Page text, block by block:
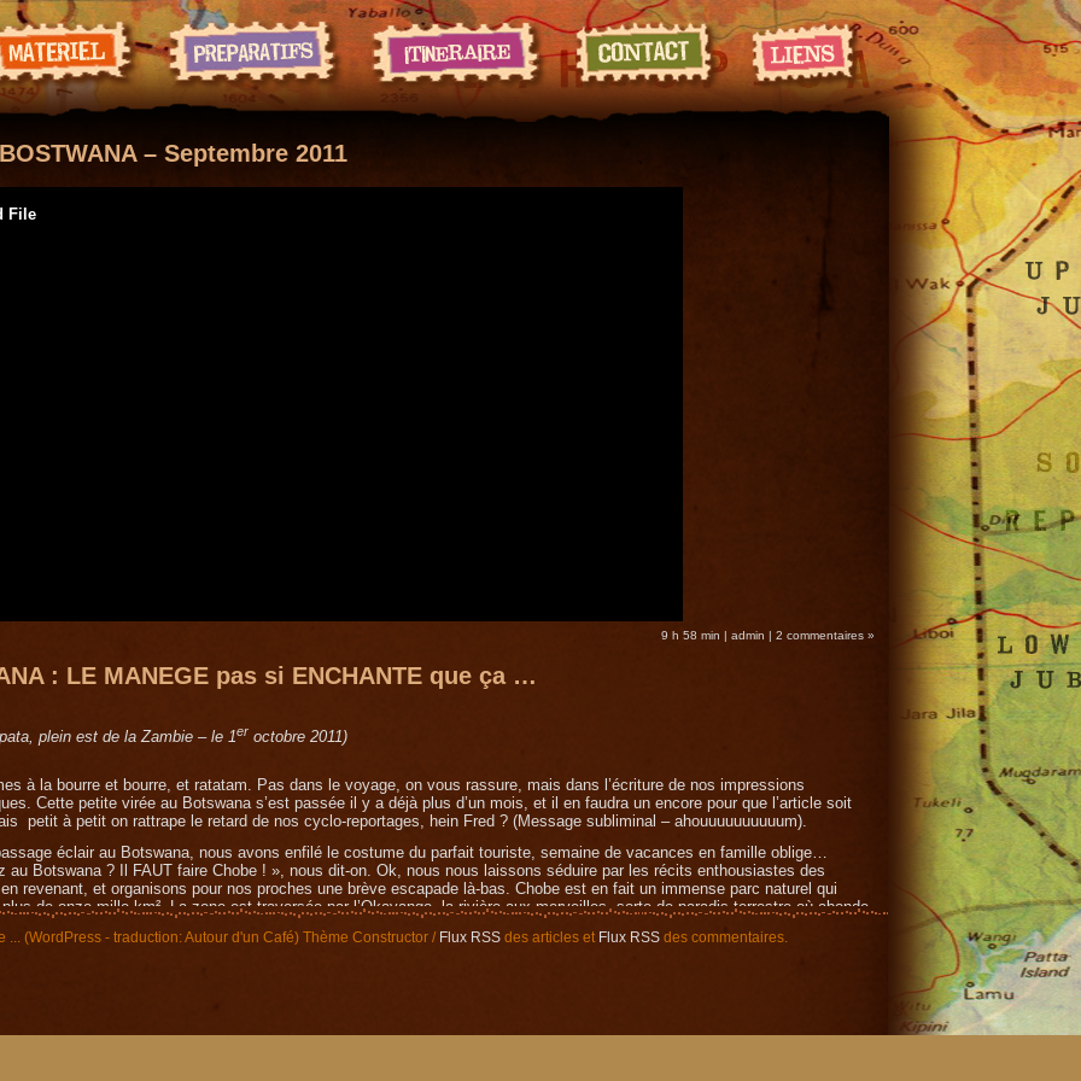
– Septembre 2011
File
9 h 58 min | admin | 2 commentaires »
: LE MANEGE pas si ENCHANTE que ça …
plein est de la Zambie – le 1eroctobre 2011)
à la bourre et bourre, et ratatam. Pas dans le voyage, on vous rassure, mais dans l’écriture de nos impressions
Cette petite virée au Botswana s’est passée il y a déjà plus d’un mois, et il en faudra un encore pour que l’article soit
petit à petit on rattrape le retard de nos cyclo-reportages, hein Fred ? (Message subliminal – ahouuuuuuuuuum).
éclair au Botswana, nous avons enfilé le costume du parfait touriste, semaine de vacances en famille oblige…
au Botswana ? Il FAUT faire Chobe ! », nous dit-on. Ok, nous nous laissons séduire par les récits enthousiastes des
revenant, et organisons pour nos proches une brève escapade là-bas. Chobe est en fait un immense parc naturel qui
plus de onze mille km². La zone est traversée par l’Okavango, la rivière aux merveilles, sorte de paradis terrestre où abonde
… et touristes venus prendre des clichés spectaculaires de scène de vie animalière, de paysages arides et magnifiques,
du soleil couchant gros et tout rouge qui vibre dans l’horizon, un arbre noir complètement sec en contre-jour bref, l’Afrique
Chérie l’année prochaine on fait le Viet-Nam»
(WordPress - traduction: Autour d'un Café) Thème Constructor / Flux RSS des articles et Flux RSS des commentaires.